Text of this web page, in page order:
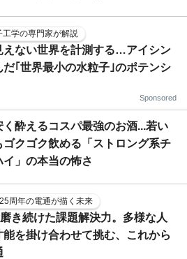
工学の専門家が解説
えない世界を計測する…アイシン
だ｢世界最小の水粒子｣のポテンシ
Sponsored
く酔えるコスパ最強のお酒...若い
ゴクゴク飲める「ストロング系チ
イ」の本当の怖さ
周年の電通が描く未来
き続けた課題解決力。多様な人
能を掛け合わせて挑む、これから